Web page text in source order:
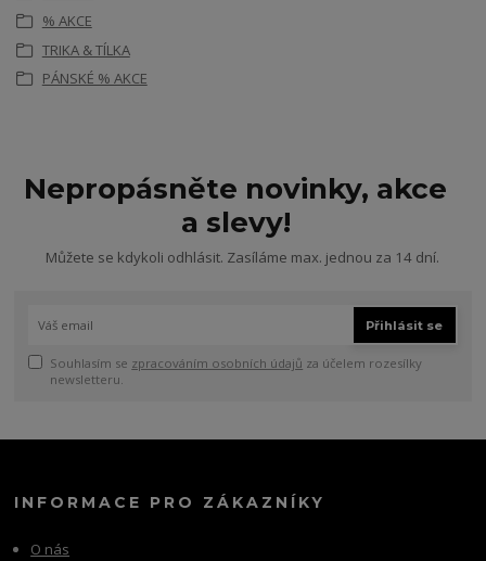
% AKCE
TRIKA & TÍLKA
PÁNSKÉ % AKCE
Nepropásněte novinky, akce
a slevy!
Můžete se kdykoli odhlásit. Zasíláme max. jednou za 14 dní.
Přihlásit se
Souhlasím se zpracováním osobních údajů za účelem rozesílky
newsletteru.
INFORMACE PRO ZÁKAZNÍKY
O nás